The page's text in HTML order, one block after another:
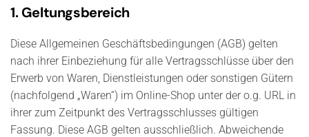
1. Geltungsbereich
Diese Allgemeinen Geschäftsbedingungen (AGB) gelten
nach ihrer Einbeziehung für alle Vertragsschlüsse über den
Erwerb von Waren, Dienstleistungen oder sonstigen Gütern
(nachfolgend „Waren“) im Online-Shop unter der o.g. URL in
ihrer zum Zeitpunkt des Vertragsschlusses gültigen
Fassung. Diese AGB gelten ausschließlich. Abweichende